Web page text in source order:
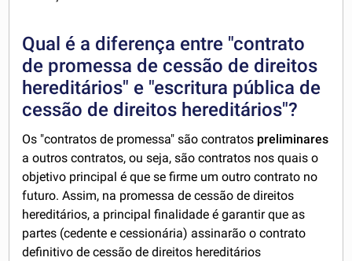
Qual é a diferença entre "contrato
de promessa de cessão de direitos
hereditários" e "escritura pública de
cessão de direitos hereditários"?
Os "contratos de promessa" são contratos preliminares
a outros contratos, ou seja, são contratos nos quais o
objetivo principal é que se firme um outro contrato no
futuro. Assim, na promessa de cessão de direitos
hereditários, a principal finalidade é garantir que as
partes (cedente e cessionária) assinarão o contrato
definitivo de cessão de direitos hereditários